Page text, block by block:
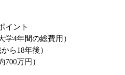
イント
4年間の総費用）
ら18年後）
万円）